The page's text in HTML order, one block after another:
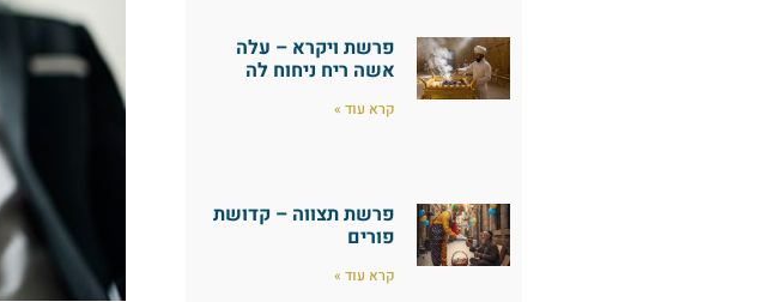
פרשת ויקרא – עלה
אשה ריח ניחוח לה
קרא עוד »
פרשת תצווה – קדושת
פורים
קרא עוד »